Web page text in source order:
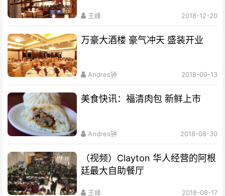
王峰 2018-12-20
万豪大酒楼 豪气冲天 盛装开业
Andres钟 2018-09-13
美食快讯：福清肉包 新鲜上市
Andres钟 2018-08-30
（视频）Clayton 华人经营的阿根
廷最大自助餐厅
王峰 2018-08-17